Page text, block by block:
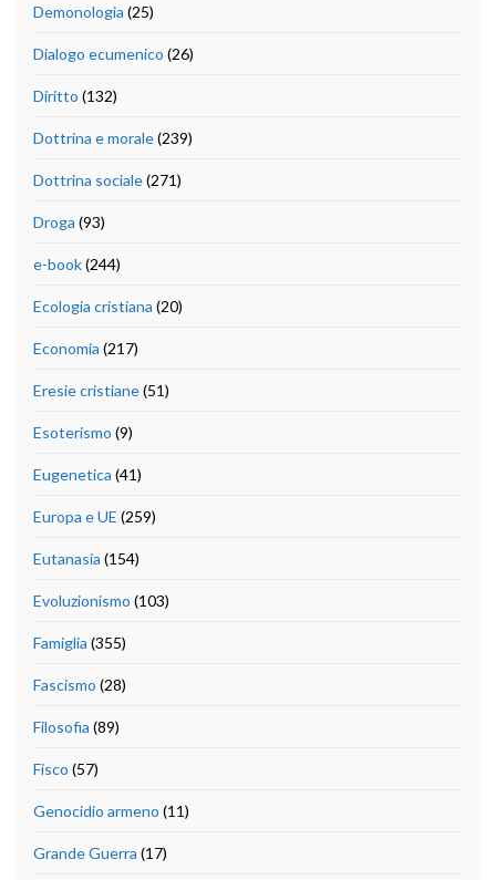
Demonologia (25)
Dialogo ecumenico (26)
Diritto (132)
Dottrina e morale(239)
Dottrina sociale(271)
Droga (93)
e-book(244)
Ecologia cristiana (20)
Economia (217)
Eresie cristiane(51)
Esoterismo (9)
Eugenetica (41)
Europa e UE (259)
Eutanasia (154)
Evoluzionismo (103)
Famiglia (355)
Fascismo (28)
Filosofia (89)
Fisco (57)
Genocidio armeno (11)
Grande Guerra (17)